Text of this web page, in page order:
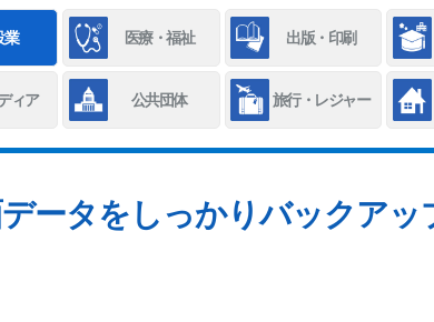
業 医療・福祉 出版・印刷
ィア 公共団体 旅行・レジャー
ータをしっかりバックアッ